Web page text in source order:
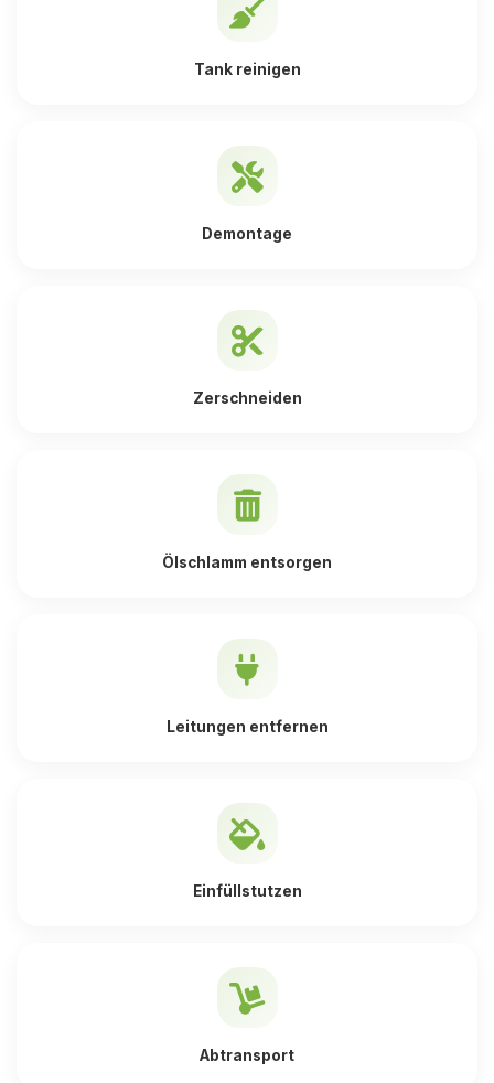
Tank reinigen
Demontage
Zerschneiden
Ölschlamm entsorgen
Leitungen entfernen
Einfüllstutzen
Abtransport